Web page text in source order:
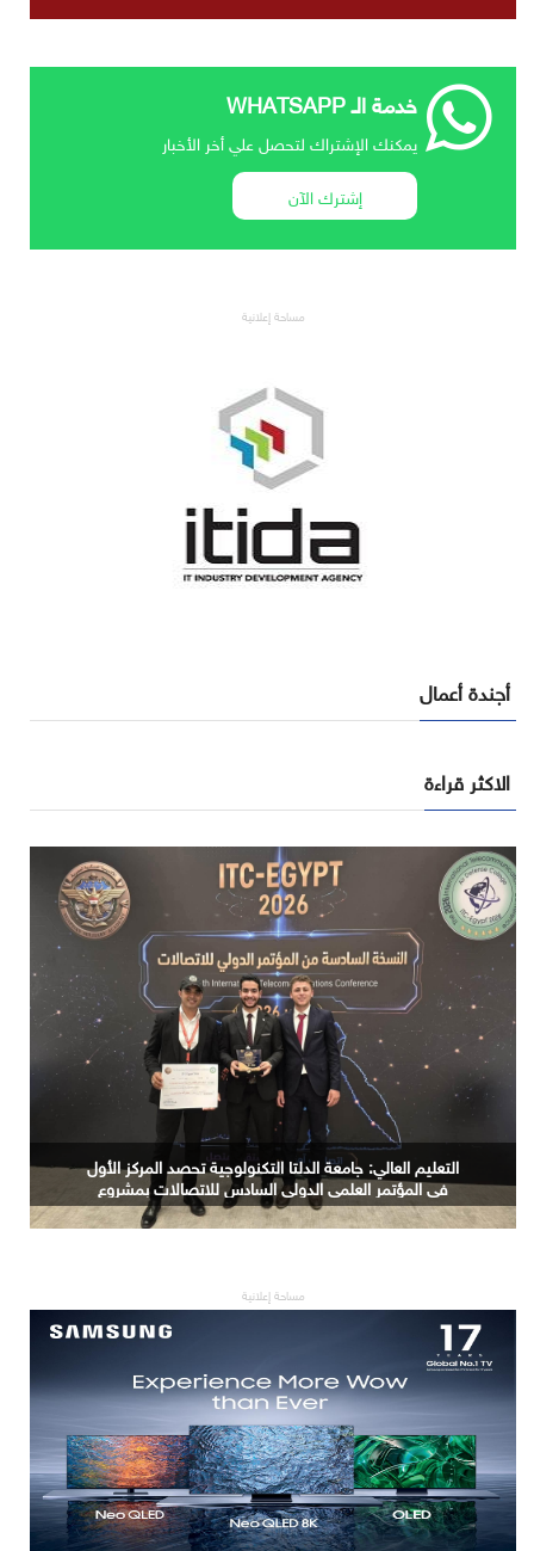
خدمة الـ WHATSAPP
يمكنك الإشتراك لتحصل علي أخر الأخبار
إشترك الآن
مساحة إعلانية
أجندة أعمال
الاكثر قراءة
التعليم العالي: جامعة الدلتا التكنولوجية تحصد المركز الأول
في المؤتمر العلمي الدولي السادس للاتصالات بمشروع
يوظف الذكاء الاصطناعي لتطوير صناعة الكتان
مساحة إعلانية